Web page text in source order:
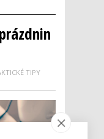
TIPY